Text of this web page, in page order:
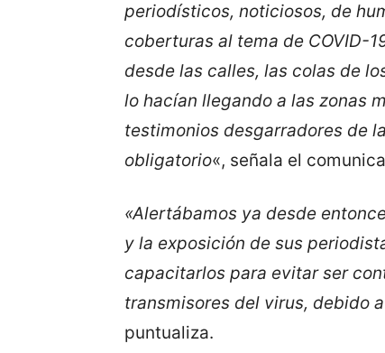
periodísticos, noticiosos, de
coberturas al tema de COVID-
desde las calles, las colas de
lo hacían llegando a las zonas
testimonios desgarradores de
obligatorio«, señala el
«Alertábamos ya desde
y la exposición de sus
capacitarlos para evitar ser
transmisores del virus, debido
puntualiza.